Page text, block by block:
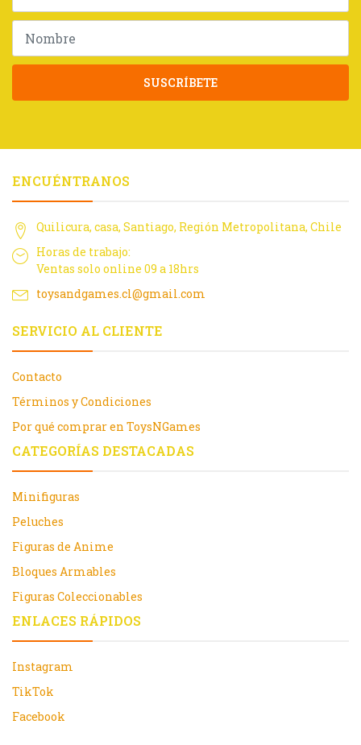
SUSCRÍBETE
ENCUÉNTRANOS
Quilicura, casa, Santiago, Región Metropolitana, Chile
Horas de trabajo:
Ventas solo online 09 a 18hrs
toysandgames.cl@gmail.com
SERVICIO AL CLIENTE
Contacto
Términos y Condiciones
Por qué comprar en ToysNGames
CATEGORÍAS DESTACADAS
Minifiguras
Peluches
Figuras de Anime
Bloques Armables
Figuras Coleccionables
ENLACES RÁPIDOS
Instagram
TikTok
Facebook